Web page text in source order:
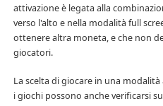
attivazione è legata alla
verso l'alto e nella modalità full
ottenere altra moneta, e che non
giocatori.
La scelta di giocare in una
i giochi possono anche verificarsi